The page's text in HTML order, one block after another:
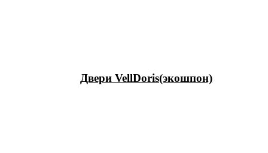
Двери VellDoris(экошпон)